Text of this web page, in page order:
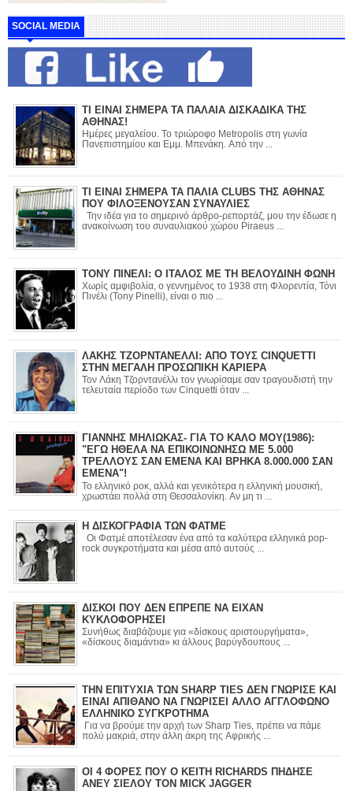
SOCIAL MEDIA
ΤΙ ΕΙΝΑΙ ΣΗΜΕΡΑ ΤΑ ΠΑΛΑΙΑ ΔΙΣΚΑΔΙΚΑ ΤΗΣ
ΑΘΗΝΑΣ!
Ημέρες μεγαλείου. Το τριώροφο Metropolis στη γωνία
Πανεπιστημίου και Εμμ. Μπενάκη. Από την ...
ΤΙ ΕΙΝΑΙ ΣΗΜΕΡΑ ΤΑ ΠΑΛΙΑ CLUBS ΤΗΣ ΑΘΗΝΑΣ
ΠΟΥ ΦΙΛΟΞΕΝΟΥΣΑΝ ΣΥΝΑΥΛΙΕΣ
Την ιδέα για το σημερινό άρθρο-ρεπορτάζ, μου την έδωσε η
ανακοίνωση του συναυλιακού χώρου Piraeus ...
ΤΟΝΥ ΠΙΝΕΛΙ: Ο ΙΤΑΛΟΣ ΜΕ ΤΗ ΒΕΛΟΥΔΙΝΗ ΦΩΝΗ
Χωρίς αμφιβολία, ο γεννημένος το 1938 στη Φλορεντία, Τόνι
Πινέλι (Tony Pinelli), είναι ο πιο ...
ΛΑΚΗΣ ΤΖΟΡΝΤΑΝΕΛΛΙ: ΑΠΟ ΤΟΥΣ CINQUETTI
ΣΤΗΝ ΜΕΓΑΛΗ ΠΡΟΣΩΠΙΚΗ ΚΑΡΙΕΡΑ
Τον Λάκη Τζορντανέλλι τον γνωρίσαμε σαν τραγουδιστή την
τελευταία περίοδο των Cinquetti όταν ...
ΓΙΑΝΝΗΣ ΜΗΛΙΩΚΑΣ- ΓΙΑ ΤΟ ΚΑΛΟ ΜΟΥ(1986):
"ΕΓΩ ΗΘΕΛΑ ΝΑ ΕΠΙΚΟΙΝΩΝΗΣΩ ΜΕ 5.000
ΤΡΕΛΛΟΥΣ ΣΑΝ ΕΜΕΝΑ ΚΑΙ ΒΡΗΚΑ 8.000.000 ΣΑΝ
ΕΜΕΝΑ"!
Το ελληνικό ροκ, αλλά και γενικότερα η ελληνική μουσική,
χρωστάει πολλά στη Θεσσαλονίκη. Αν μη τι ...
Η ΔΙΣΚΟΓΡΑΦΙΑ ΤΩΝ ΦΑΤΜΕ
Οι Φατμέ αποτέλεσαν ένα από τα καλύτερα ελληνικά pop-
rock συγκροτήματα και μέσα από αυτούς ...
ΔΙΣΚΟΙ ΠΟΥ ΔΕΝ ΕΠΡΕΠΕ ΝΑ ΕΙΧΑΝ
ΚΥΚΛΟΦΟΡΗΣΕΙ
Συνήθως διαβάζουμε για «δίσκους αριστουργήματα»,
«δίσκους διαμάντια» κι άλλους βαρύγδουπους ...
ΤΗΝ ΕΠΙΤΥΧΙΑ ΤΩΝ SHARP TIES ΔΕΝ ΓΝΩΡΙΣΕ ΚΑΙ
ΕΙΝΑΙ ΑΠΙΘΑΝΟ ΝΑ ΓΝΩΡΙΣΕΙ ΑΛΛΟ ΑΓΓΛΟΦΩΝΟ
ΕΛΛΗΝΙΚΟ ΣΥΓΚΡΟΤΗΜΑ
Για να βρούμε την αρχή των Sharp Ties, πρέπει να πάμε
πολύ μακριά, στην άλλη άκρη της Αφρικής ...
ΟΙ 4 ΦΟΡΕΣ ΠΟΥ Ο KEITH RICHARDS ΠΗΔΗΣΕ
ΑΝΕΥ ΣΙΕΛΟΥ ΤΟΝ MICK JAGGER